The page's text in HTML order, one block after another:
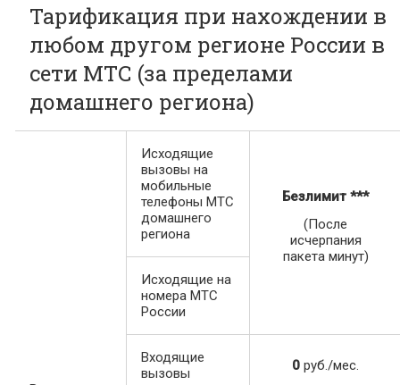
Тарификация при нахождении в
любом другом регионе России в
сети МТС (за пределами
домашнего региона)
Исходящие
вызовы на
мобильные
телефоны МТС
домашнего
региона
Безлимит ***
(После
исчерпания
пакета минут)
Исходящие на
номера МТС
России
Входящие
вызовы
0 руб./мес.